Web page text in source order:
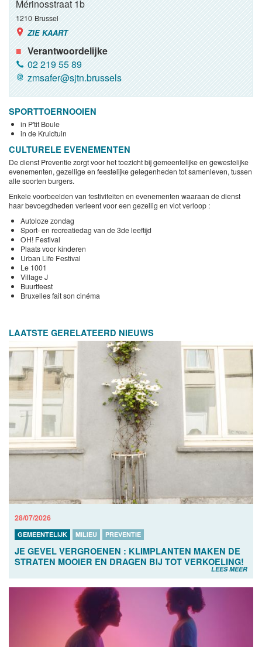
Mérinosstraat 1b
1210 Brussel
ZIE KAART
Verantwoordelijke
02 219 55 89
zmsafer@sjtn.brussels
SPORTTOERNOOIEN
in P'tit Boule
in de Kruidtuin
CULTURELE EVENEMENTEN
De dienst Preventie zorgt voor het toezicht bij gemeentelijke en gewestelijke
evenementen, gezellige en feestelijke gelegenheden tot samenleven, tussen
alle soorten burgers.
Enkele voorbeelden van festiviteiten en evenementen waaraan de dienst
haar bevoegdheden verleent voor een gezellig en vlot verloop :
Autoloze zondag
Sport- en recreatiedag van de 3de leeftijd
OH! Festival
Plaats voor kinderen
Urban Life Festival
Le 1001
Village J
Buurtfeest
Bruxelles fait son cinéma
LAATSTE GERELATEERD NIEUWS
28/07/2026
GEMEENTELIJK MILIEU PREVENTIE
JE GEVEL VERGROENEN : KLIMPLANTEN MAKEN DE
STRATEN MOOIER EN DRAGEN BIJ TOT VERKOELING!
LEES MEER